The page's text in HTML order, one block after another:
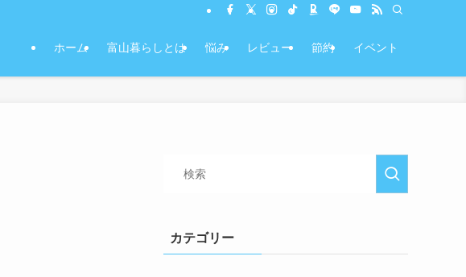
ホーム 富山暮らしとは 悩み レビュー 節約 イベント
カテゴリー